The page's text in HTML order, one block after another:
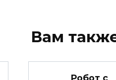
Вам
Робот с